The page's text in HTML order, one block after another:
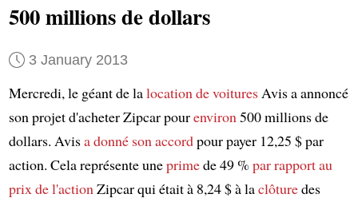
500 millions de dollars
3 January 2013
Mercredi, le géant de lalocation de voituresAvis a annoncé
son projet d'acheter Zipcar pourenviron500 millions de
dollars. Avisa donné son accordpour payer 12,25 $ par
action. Cela représente uneprimede 49 % par rapport au
prix de l'actionZipcar qui était à 8,24 $ à laclôturedes